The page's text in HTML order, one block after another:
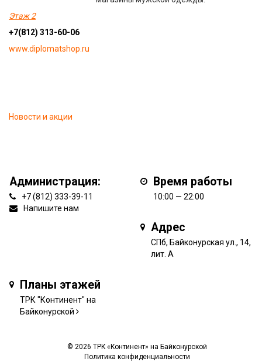
Этаж 2
+7(812) 313-60-06
www.diplomatshop.ru
Новости и акции
Администрация:
+7 (812) 333-39-11
Напишите нам
Время работы
10:00 — 22:00
Адрес
СПб, Байконурская ул., 14,
лит. А
Планы этажей
ТРК "Континент" на
Байконурской
© 2026 ТРК «Континент» на Байконурской
Политика конфиденциальности